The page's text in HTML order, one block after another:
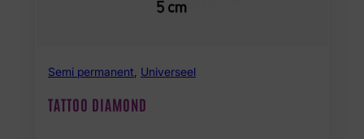
Semi permanent Universeel
TATTOO DIAMOND